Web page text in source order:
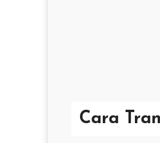
Cara